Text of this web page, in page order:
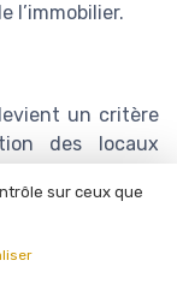
l’immobilier.
un critère
des locaux
et
standards
des grandes
sur ceux que